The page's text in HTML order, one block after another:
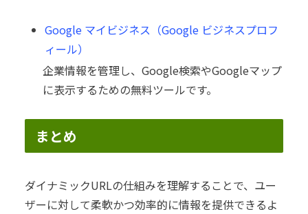
Google マイビジネス（Google ビジネスプロフ
ィール）
企業情報を管理し、Google検索やGoogleマップ
に表示するための無料ツールです。
まとめ
ダイナミックURLの仕組みを理解することで、ユー
ザーに対して柔軟かつ効率的に情報を提供できるよ